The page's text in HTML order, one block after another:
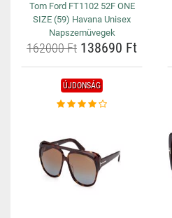
Tom Ford FT1102 52F ONE
SIZE (59) Havana Unisex
Napszemüvegek
162000 Ft 138690 Ft
ÚJDONSÁG